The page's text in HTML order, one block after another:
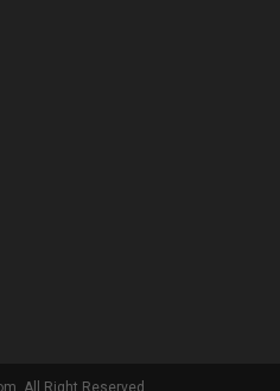
All Right Reserved.